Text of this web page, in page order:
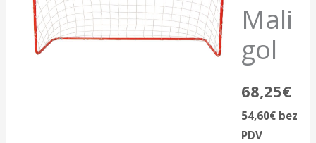
Mali
gol
68,25€
54,60€ bez
PDV